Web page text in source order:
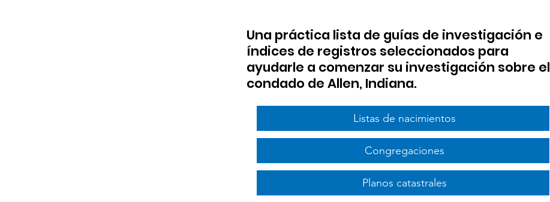
Una práctica lista de guías de investigación e
índices de registros seleccionados para
ayudarle a comenzar su investigación sobre el
condado de Allen, Indiana.
Listas de nacimientos
Congregaciones
Planos catastrales